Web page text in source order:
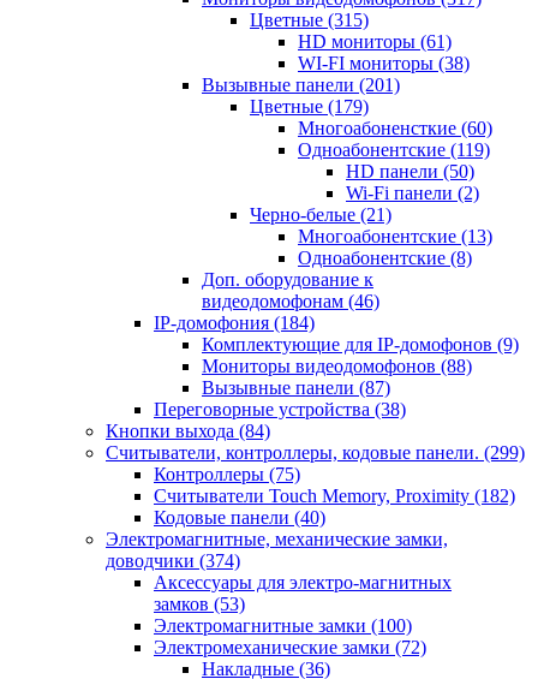
Цветные (315)
HD мониторы (61)
WI-FI мониторы (38)
Вызывные панели (201)
Цветные (179)
Многоабоненсткие (60)
Одноабонентские (119)
HD панели (50)
Wi-Fi панели (2)
Черно-белые (21)
Многоабонентские (13)
Одноабонентские (8)
Доп. оборудование к
видеодомофонам (46)
IP-домофония (184)
Комплектующие для IP-домофонов (9)
Мониторы видеодомофонов (88)
Вызывные панели (87)
Переговорные устройства (38)
Кнопки выхода (84)
Считыватели, контроллеры, кодовые панели. (299)
Контроллеры (75)
Считыватели Touch Memory, Proximity (182)
Кодовые панели (40)
Электромагнитные, механические замки,
доводчики (374)
Аксессуары для электро-магнитных
замков (53)
Электромагнитные замки (100)
Электромеханические замки (72)
Накладные (36)